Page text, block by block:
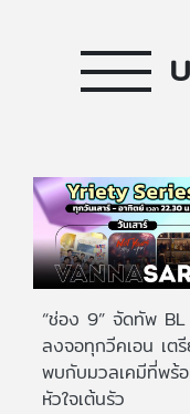
“ช่อง 9” จัดทัพ
ลงจอทุกวีคเอน เต
พบกับมวลเคมีที่พร้
หัวใจเต้นรัว